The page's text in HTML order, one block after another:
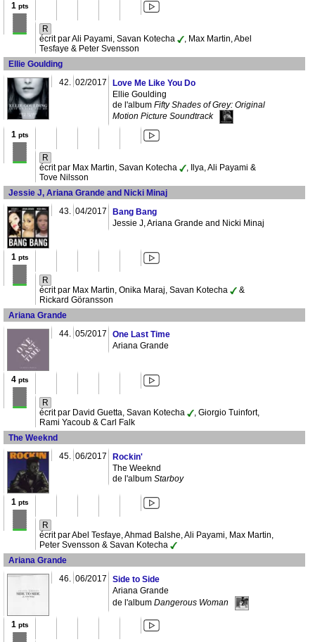
1 pts
R
écrit par Ali Payami, Savan Kotecha
, Max Martin, Abel
Tesfaye & Peter Svensson
Ellie Goulding
42. 02/2017
Love Me Like You Do
Ellie Goulding
de l'album Fifty Shades of Grey: Original
Motion Picture Soundtrack
1 pts
R
écrit par Max Martin, Savan Kotecha
, Ilya, Ali Payami &
Tove Nilsson
Jessie J, Ariana Grande and Nicki Minaj
43. 04/2017
Bang Bang
Jessie J, Ariana Grande and Nicki Minaj
1 pts
R
écrit par Max Martin, Onika Maraj, Savan Kotecha
&
Rickard Göransson
Ariana Grande
44. 05/2017
One Last Time
Ariana Grande
4pts
R
écrit par David Guetta, Savan Kotecha
, Giorgio Tuinfort,
Rami Yacoub & Carl Falk
The Weeknd
45. 06/2017
Rockin'
The Weeknd
de l'album Starboy
1 pts
R
écrit par Abel Tesfaye, Ahmad Balshe, Ali Payami, Max Martin,
Peter Svensson & Savan Kotecha
Ariana Grande
46. 06/2017
Side to Side
Ariana Grande
de l'album Dangerous Woman
1 pts